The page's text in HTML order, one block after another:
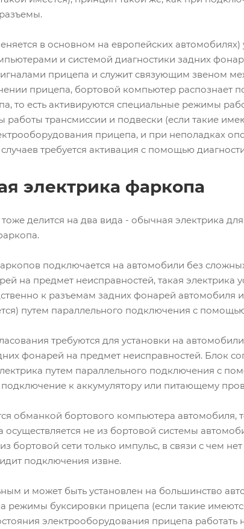
в основном на европейских автомобилях)
и системой диагностики задних
прицепа и служит связующим звеном
прицепа, бортовой компьютер распознает
то есть активируются специальные режимы
трансмиссии и подвески (если такие
прицепа, и при неполадках
требуется активация с помощью
электрика фаркопа
делится на два вида - обычная электрика
подключается на автомобили без
на предмет неисправностей, такая электрика
к разъемам задних фонарей автомобиля
путем параллельного подключения с
требуются для установки на
фонарей на предмет неисправностей. Блок
путем параллельного подключения с
подключение к аккумулятору или питающему
обманкой бортового компьютера автомобиля,
не из бортовой системы
бортовой сети только импульс, в связи с чем
подключения извне.
и может быть установлен на большинство
буксировки прицепа (если такие
электрооборудования прицепа работать